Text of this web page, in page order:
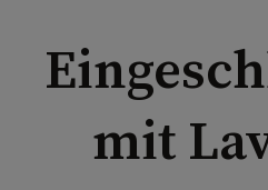
mit